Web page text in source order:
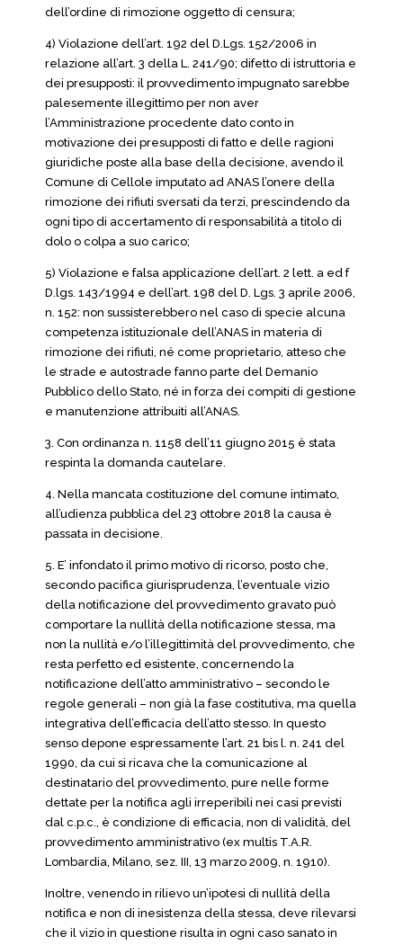
dell’ordine di rimozione oggetto di censura;
4) Violazione dell’art. 192 del D.Lgs. 152/2006 in
relazione all’art. 3 della L. 241/90; difetto di istruttoria e
dei presupposti: il provvedimento impugnato sarebbe
palesemente illegittimo per non aver
l’Amministrazione procedente dato conto in
motivazione dei presupposti di fatto e delle ragioni
giuridiche poste alla base della decisione, avendo il
Comune di Cellole imputato ad ANAS l’onere della
rimozione dei rifiuti sversati da terzi, prescindendo da
ogni tipo di accertamento di responsabilità a titolo di
dolo o colpa a suo carico;
5) Violazione e falsa applicazione dell’art. 2 lett. a ed f
D.lgs. 143/1994 e dell’art. 198 del D. Lgs. 3 aprile 2006,
n. 152: non sussisterebbero nel caso di specie alcuna
competenza istituzionale dell’ANAS in materia di
rimozione dei rifiuti, né come proprietario, atteso che
le strade e autostrade fanno parte del Demanio
Pubblico dello Stato, né in forza dei compiti di gestione
e manutenzione attribuiti all’ANAS.
3. Con ordinanza n. 1158 dell’11 giugno 2015 è stata
respinta la domanda cautelare.
4. Nella mancata costituzione del comune intimato,
all’udienza pubblica del 23 ottobre 2018 la causa è
passata in decisione.
5. E’ infondato il primo motivo di ricorso, posto che,
secondo pacifica giurisprudenza, l’eventuale vizio
della notificazione del provvedimento gravato può
comportare la nullità della notificazione stessa, ma
non la nullità e/o l’illegittimità del provvedimento, che
resta perfetto ed esistente, concernendo la
notificazione dell’atto amministrativo – secondo le
regole generali – non già la fase costitutiva, ma quella
integrativa dell’efficacia dell’atto stesso. In questo
senso depone espressamente l’art. 21 bis l. n. 241 del
1990, da cui si ricava che la comunicazione al
destinatario del provvedimento, pure nelle forme
dettate per la notifica agli irreperibili nei casi previsti
dal c.p.c., è condizione di efficacia, non di validità, del
provvedimento amministrativo (ex multis T.A.R.
Lombardia, Milano, sez. III, 13 marzo 2009, n. 1910).
Inoltre, venendo in rilievo un’ipotesi di nullità della
notifica e non di inesistenza della stessa, deve rilevarsi
che il vizio in questione risulta in ogni caso sanato in